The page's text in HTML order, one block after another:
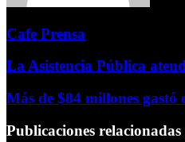
Cafe Prensa
La Asistencia Pública
Más de $84 millones
Publicaciones relacionadas